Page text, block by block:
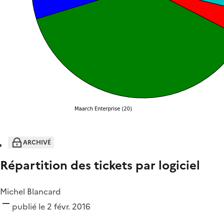
ARCHIVÉ
Répartition des tickets par logiciel
Michel Blancard
publié le 2 févr. 2016